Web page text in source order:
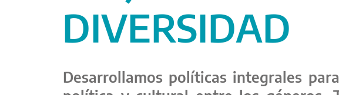
DIVERSIDAD
Desarrollamos políticas integrales